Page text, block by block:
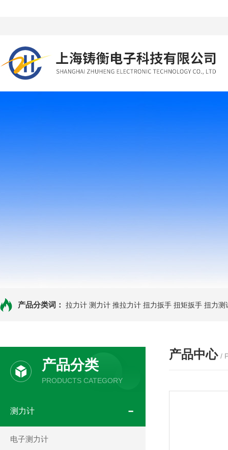
产品分类词： 拉力计 测力计 推拉力计 扭力扳手 扭矩扳手 扭力测
产品分类
PRODUCTS CATEGORY
测力计
电子测力计
产品中心 /